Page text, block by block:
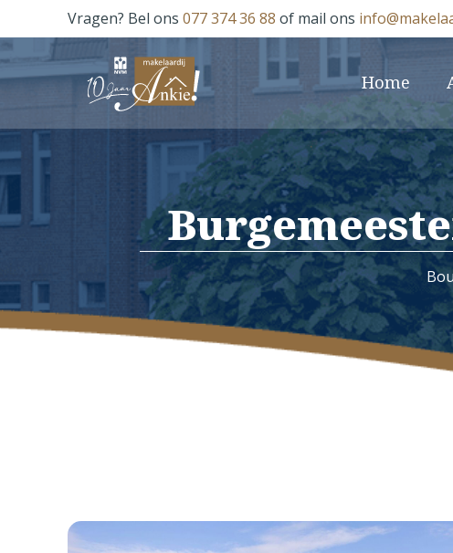
Vragen? Bel ons077 374 36 88 of mail ons
Home